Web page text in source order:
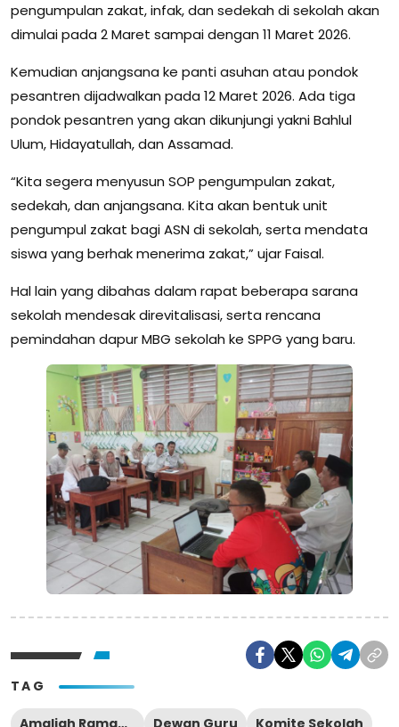
pengumpulan zakat, infak, dan sedekah di sekolah akan
dimulai pada 2 Maret sampai dengan 11 Maret 2026.
Kemudian anjangsana ke panti asuhan atau pondok
pesantren dijadwalkan pada 12 Maret 2026. Ada tiga
pondok pesantren yang akan dikunjungi yakni Bahlul
Ulum, Hidayatullah, dan Assamad.
“Kita segera menyusun SOP pengumpulan zakat,
sedekah, dan anjangsana. Kita akan bentuk unit
pengumpul zakat bagi ASN di sekolah, serta mendata
siswa yang berhak menerima zakat,” ujar Faisal.
Hal lain yang dibahas dalam rapat beberapa sarana
sekolah mendesak direvitalisasi, serta rencana
pemindahan dapur MBG sekolah ke SPPG yang baru.
TAG